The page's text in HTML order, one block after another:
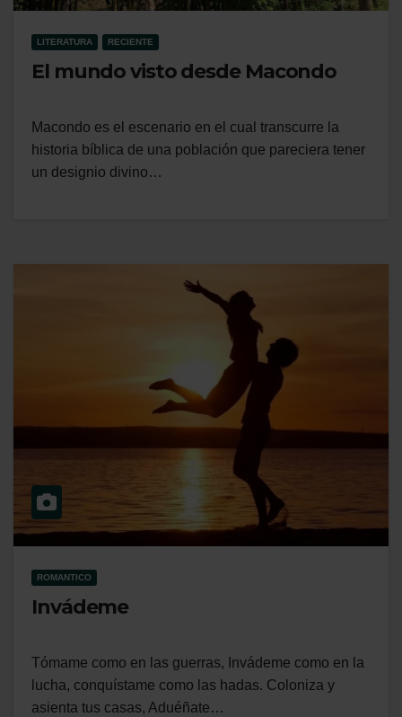
LITERATURA RECIENTE
El mundo visto desde Macondo
Macondo es el escenario en el cual transcurre la
historia bíblica de una población que pareciera tener
un designio divino…
ROMANTICO
Invádeme
Tómame como en las guerras, Invádeme como en la
lucha, conquístame como las hadas. Coloniza y
asienta tus casas, Aduéñate…